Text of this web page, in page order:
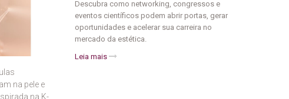
na pele e
na K-
Descubra como networking, congressos e
eventos científicos podem abrir portas, gerar
oportunidades e acelerar sua carreira no
mercado da estética.
Leia mais